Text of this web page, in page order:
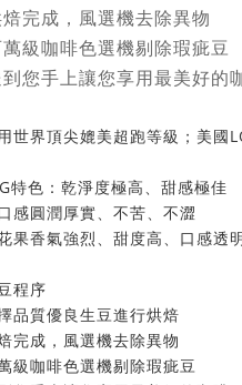
焙完成，風選機去除異物
萬級咖啡色選機剔除瑕疵豆
到您手上讓您享用最美好的
世界頂尖媲美超跑等級；美國
特色：乾淨度極高、甜感極佳
感圓潤厚實、不苦、不澀
果香氣強烈、甜度高、口感透
程序
品質優良生豆進行烘焙
完成，風選機去除異物
級咖啡色選機剔除瑕疵豆